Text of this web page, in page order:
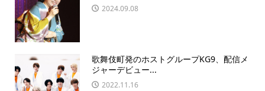
2024.09.08
歌舞伎町発のホストグループKG9、配信メ
ジャーデビュー...
2022.11.16